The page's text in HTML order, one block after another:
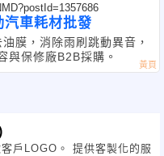
車耗材批發
膜，消除雨刷跳動異音，
與保修廠B2B採購。
。 提供客製化的服